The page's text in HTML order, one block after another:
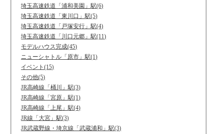
埼玉高速鉄道「浦和美園」駅(6)
埼玉高速鉄道「東川口」駅(5)
埼玉高速鉄道「戸塚安行」駅(4)
埼玉高速鉄道「川口元郷」駅(11)
モデルハウス完成(45)
ニューシャトル「原市」駅(1)
イベント(15)
その他(5)
JR高崎線「桶川」駅(3)
JR高崎線「宮原」駅(1)
JR高崎線「上尾」駅(4)
JR線「大宮」駅(3)
JR武蔵野線・埼京線「武蔵浦和」駅(3)